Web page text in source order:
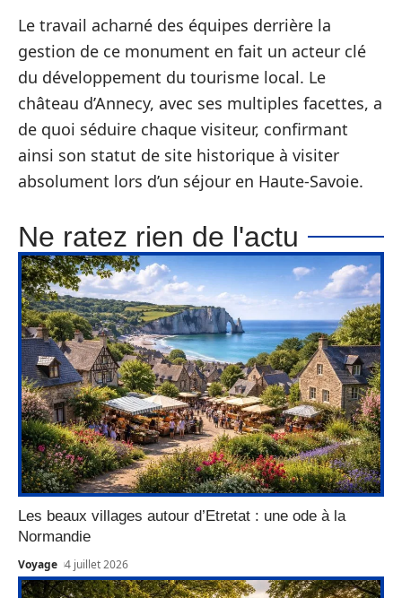
Le travail acharné des équipes derrière la
gestion de ce monument en fait un acteur clé
du développement du tourisme local. Le
château d’Annecy, avec ses multiples facettes, a
de quoi séduire chaque visiteur, confirmant
ainsi son statut de site historique à visiter
absolument lors d’un séjour en Haute-Savoie.
Ne ratez rien de l'actu
Les beaux villages autour d’Etretat : une ode à la
Normandie
Voyage 4 juillet 2026